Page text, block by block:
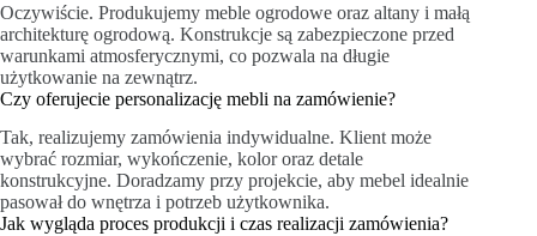
Oczywiście. Produkujemy meble ogrodowe oraz altany i małą
architekturę ogrodową. Konstrukcje są zabezpieczone przed
warunkami atmosferycznymi, co pozwala na długie
użytkowanie na zewnątrz.
Czy oferujecie personalizację mebli na zamówienie?
Tak, realizujemy zamówienia indywidualne. Klient może
wybrać rozmiar, wykończenie, kolor oraz detale
konstrukcyjne. Doradzamy przy projekcie, aby mebel idealnie
pasował do wnętrza i potrzeb użytkownika.
Jak wygląda proces produkcji i czas realizacji zamówienia?